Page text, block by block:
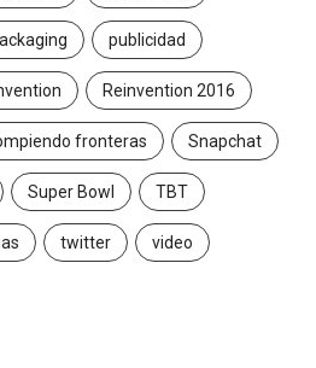
publicidad
Reinvention 2016
fronteras Snapchat
Super Bowl TBT
twitter video